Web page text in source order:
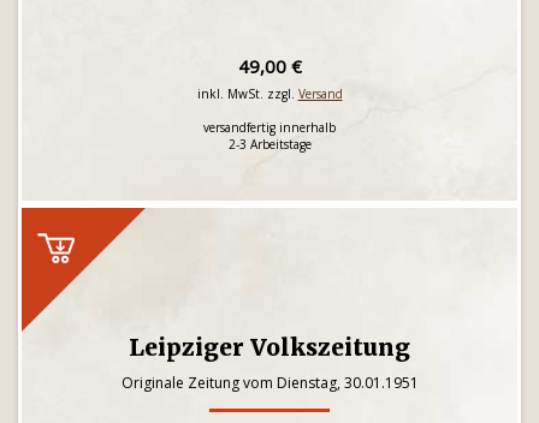
49,00 €
inkl. MwSt. zzgl. Versand
versandfertig innerhalb
2-3 Arbeitstage
Leipziger Volkszeitung
Originale Zeitung vom Dienstag, 30.01.1951